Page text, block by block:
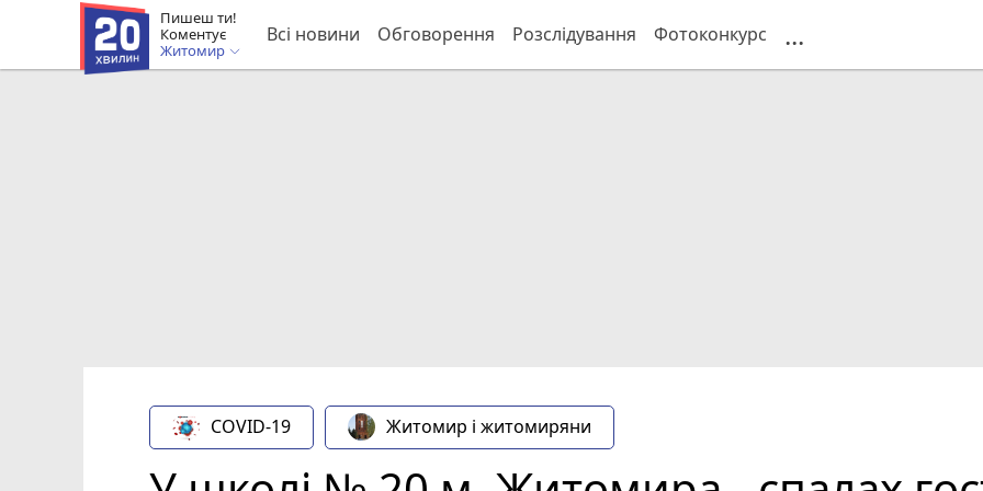
Пишеш ти!
Коментує
Житомир
Всі новини Обговорення Розслідування Фотоконкурс ...
COVID-19 Житомир і житомиряни